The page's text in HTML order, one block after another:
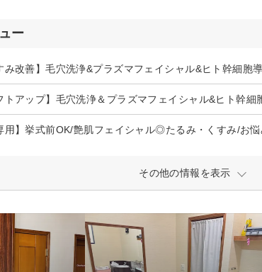
ー
その他の情報を表示